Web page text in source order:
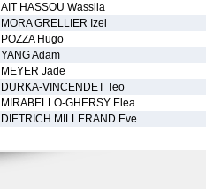
AIT HASSOU Wassila
MORA GRELLIER Izei
POZZA Hugo
YANG Adam
MEYER Jade
DURKA-VINCENDET Teo
MIRABELLO-GHERSY Elea
DIETRICH MILLERAND Eve